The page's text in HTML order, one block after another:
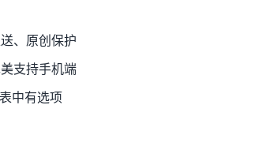
、原创保护
支持手机端
中有选项